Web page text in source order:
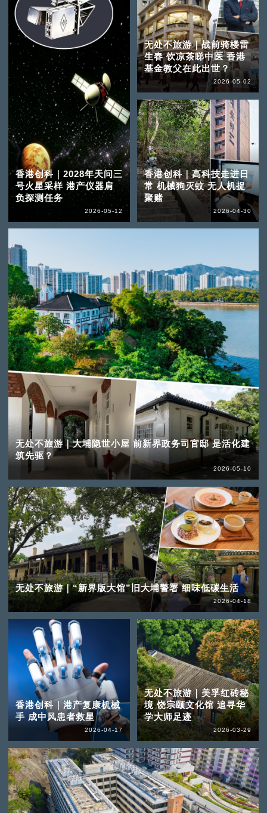
香港创科｜2028年天问三
号火星采样 港产仪器肩
负探测任务
2026-05-12
无处不旅游｜大埔隐世小屋 前新界政务司官邸 是活化建
筑先驱？
2026-05-10
无处不旅游｜战前骑楼雷
生春 饮凉茶睇中医 香港
基金教父在此出世？
2026-05-02
香港创科｜高科技走进日
常 机械狗灭蚊 无人机捉
聚赌
2026-04-30
无处不旅游｜“新界版大馆”旧大埔警署 细味低碳生活
2026-04-18
香港创科｜港产复康机械
手 成中风患者救星
2026-04-17
无处不旅游｜美孚红砖秘
境 饶宗颐文化馆 追寻华
学大师足迹
2026-03-29